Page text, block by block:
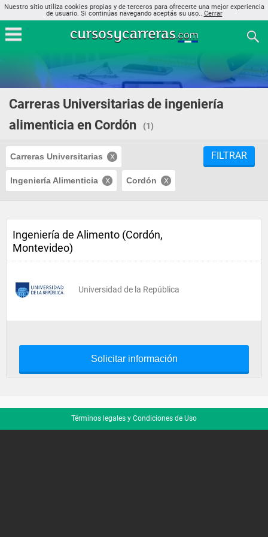
Nuestro sitio utiliza cookies propias y de terceros para ofrecerte una mejor experiencia
de usuario. Si continúas navegando aceptás su uso.. Cerrar
Carreras Universitarias de ingeniería
alimenticia en Cordón
(1)
Carreras Universitarias
Ingeniería Alimenticia Cordón
FILTRAR
Ingeniería de Alimento (Cordón,
Montevideo)
Universidad de la República
Solicitar información
Términos legales y Condiciones de Uso